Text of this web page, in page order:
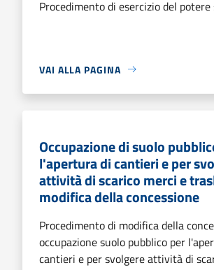
Procedimento di esercizio del
VAI ALLA PAGINA
Occupazione di suolo
l'apertura di cantieri e per
attività di scarico merci e
modifica della concessione
Procedimento di modifica della
occupazione suolo pubblico per
cantieri e per svolgere attività di